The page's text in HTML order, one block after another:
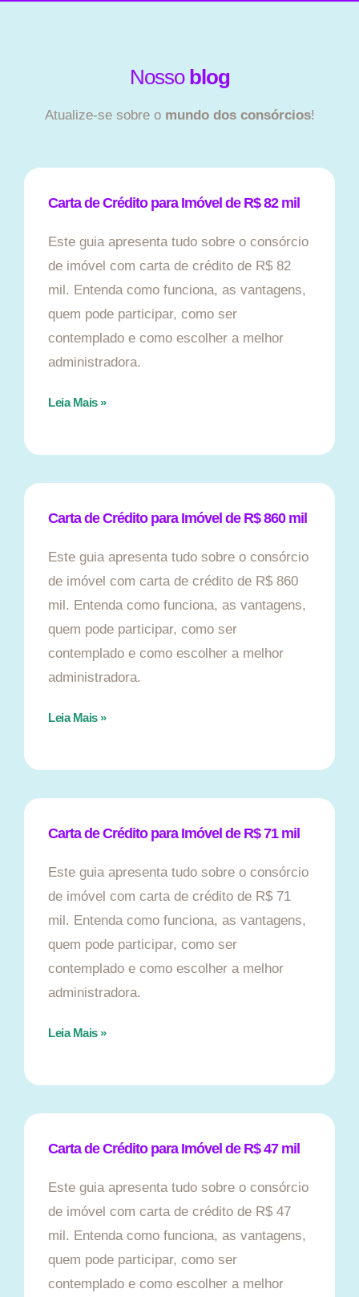
Nosso blog
Atualize-se sobre o mundo dos consórcios!
Carta de Crédito para Imóvel de R$ 82 mil
Este guia apresenta tudo sobre o consórcio
de imóvel com carta de crédito de R$ 82
mil. Entenda como funciona, as vantagens,
quem pode participar, como ser
contemplado e como escolher a melhor
administradora.
Leia Mais »
Carta de Crédito para Imóvel de R$ 860 mil
Este guia apresenta tudo sobre o consórcio
de imóvel com carta de crédito de R$ 860
mil. Entenda como funciona, as vantagens,
quem pode participar, como ser
contemplado e como escolher a melhor
administradora.
Leia Mais »
Carta de Crédito para Imóvel de R$ 71 mil
Este guia apresenta tudo sobre o consórcio
de imóvel com carta de crédito de R$ 71
mil. Entenda como funciona, as vantagens,
quem pode participar, como ser
contemplado e como escolher a melhor
administradora.
Leia Mais »
Carta de Crédito para Imóvel de R$ 47 mil
Este guia apresenta tudo sobre o consórcio
de imóvel com carta de crédito de R$ 47
mil. Entenda como funciona, as vantagens,
quem pode participar, como ser
contemplado e como escolher a melhor